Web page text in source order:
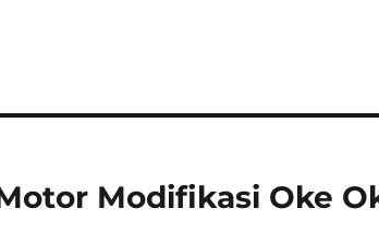
Modifikasi Oke